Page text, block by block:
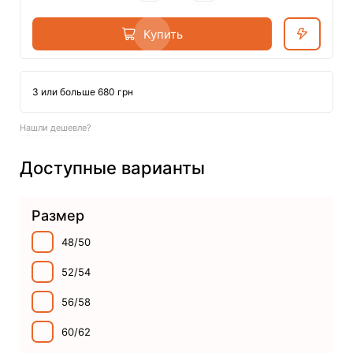
Купить
3 или больше 680 грн
Нашли дешевле?
Доступные варианты
Размер
48/50
52/54
56/58
60/62